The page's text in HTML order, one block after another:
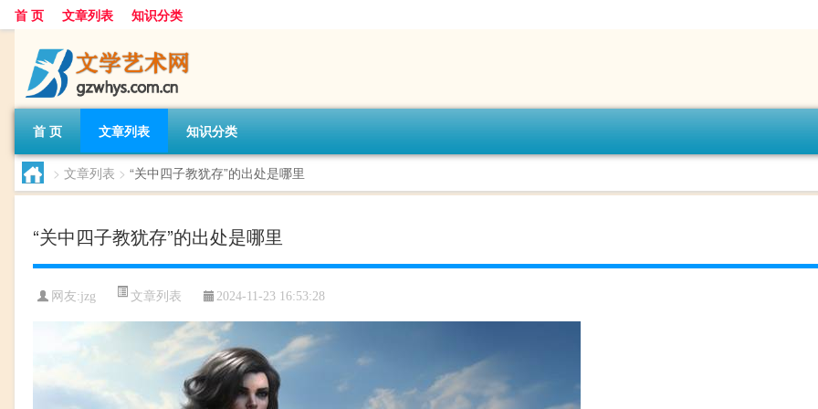
首 页 文章列表 知识分类
首 页 文章列表 知识分类
> 文章列表 > “关中四子教犹存”的出处是哪里
“关中四子教犹存”的出处是哪里
网友:jzg 文章列表 2024-11-23 16:53:28